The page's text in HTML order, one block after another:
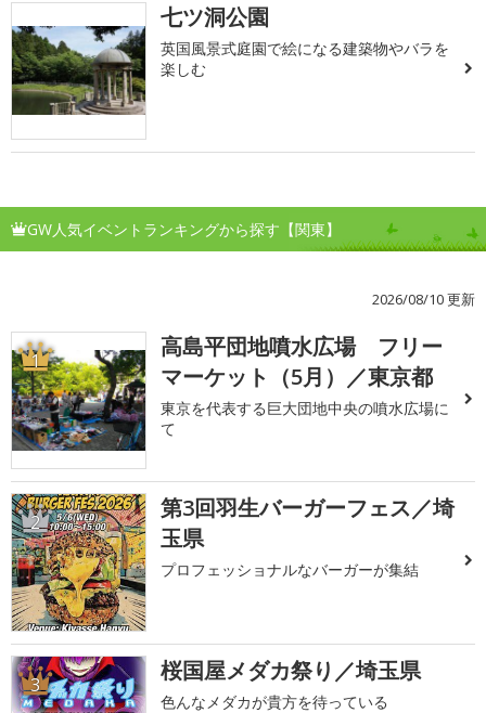
七ツ洞公園
英国風景式庭園で絵になる建築物やバラを
楽しむ
GW人気イベントランキングから探す【関東】
2026/08/10 更新
1
高島平団地噴水広場 フリー
マーケット（5月）／東京都
東京を代表する巨大団地中央の噴水広場に
て
2
第3回羽生バーガーフェス／埼
玉県
プロフェッショナルなバーガーが集結
3 桜国屋メダカ祭り／埼玉県
色んなメダカが貴方を待っている